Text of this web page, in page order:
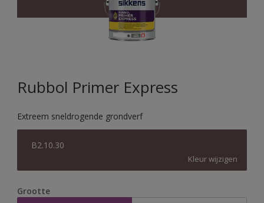
Rubbol Primer Express
Extreem sneldrogende grondverf
B2.10.30
Kleur wijzigen
Grootte